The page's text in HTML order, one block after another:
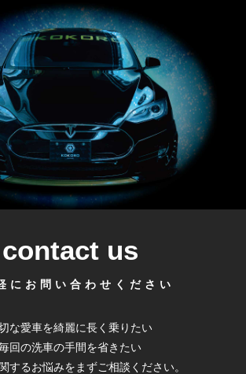
contact us
にお問い合わせください
な愛車を綺麗に長く乗りたい
回の洗車の手間を省きたい
するお悩みをまずご相談ください。